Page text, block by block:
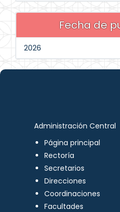
Fecha de
2026
Administración Central
Página principal
Rectoría
Secretarios
Direcciones
Coordinaciones
Facultades